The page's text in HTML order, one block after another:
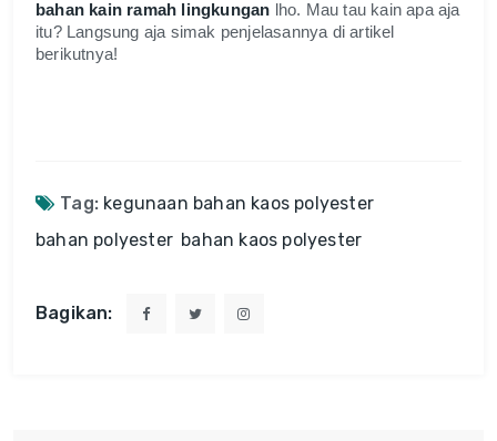
bahan kain ramah lingkungan lho. Mau tau kain apa aja
itu? Langsung aja simak penjelasannya di artikel
berikutnya!
Tag: kegunaan bahan kaos polyester
bahan polyester bahan kaos polyester
Bagikan: